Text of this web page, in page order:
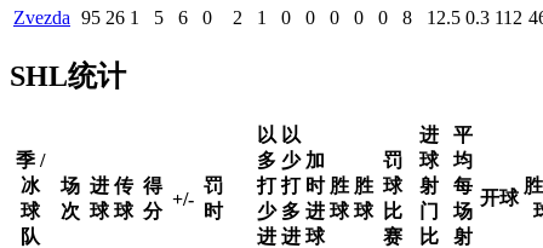
Zvezda 95 26 1 5 6 0 2 1 0 0 0 0 0 8 12.5 0.3 112
SHL统计
季 /
冰
球
队
场
次
进
球
传
球
得
分
+/-
罚
时
以
多
打
少
进
以
少
打
多
进
加
时
进
球
胜
球
胜
球
罚
球
比
赛
进
球
射
门
比
平
均
每
场
射
开球